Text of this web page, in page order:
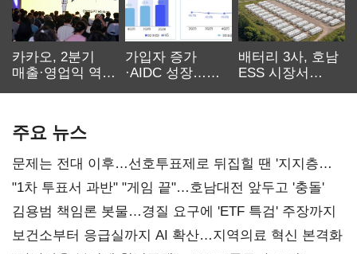
카카오, 2분기
매출·영업익 역대
가입자 증가
·AIDC 성장…
배터리 3사, 호남
ESS 시장서
주요 뉴스
문제는 전대 이후…선호투표제로 뒤집힐 땐 '지지층
불복'
"1차 투표서 과반" "게임 끝"…호남대전 앞두고 '충돌'
김용범 책임론 봇물…경질 요구에 'ETF 특검' 주장까지
보건소부터 응급실까지 AI 확산…지역의료 혁신 본격화